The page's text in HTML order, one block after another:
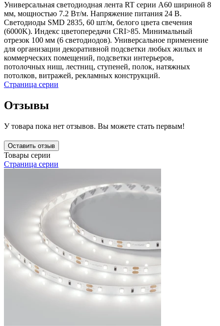
Универсальная светодиодная лента RT серии A60 шириной 8
мм, мощностью 7.2 Вт/м. Напряжение питания 24 В.
Светодиоды SMD 2835, 60 шт/м, белого цвета свечения
(6000K). Индекс цветопередачи CRI>85. Минимальный
отрезок 100 мм (6 светодиодов). Универсальное применение
для организации декоративной подсветки любых жилых и
коммерческих помещений, подсветки интерьеров,
потолочных ниш, лестниц, ступеней, полок, натяжных
потолков, витражей, рекламных конструкций.
Страница серии
Отзывы
У товара пока нет отзывов. Вы можете стать первым!
Оставить отзыв
Товары серии
Страница серии